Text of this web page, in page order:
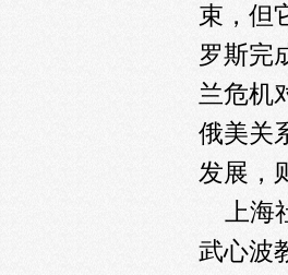
束，但
罗斯完
兰危机
俄美关
发展，
上海
武心波